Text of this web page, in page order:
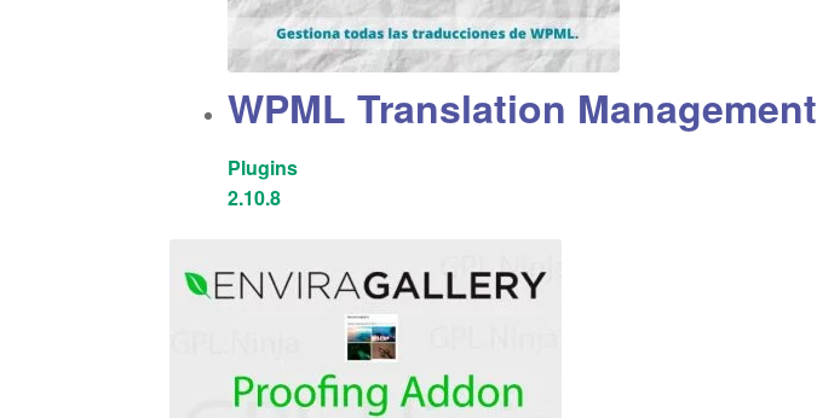
WPML Translation Management
Plugins
2.10.8